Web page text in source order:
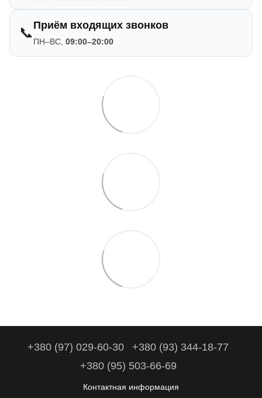
📞 Приём входящих звонков
ПН–ВС, 09:00–20:00
+380 (97) 029-60-30
+380 (93) 344-18-77
+380 (95) 503-66-69
Контактная информация